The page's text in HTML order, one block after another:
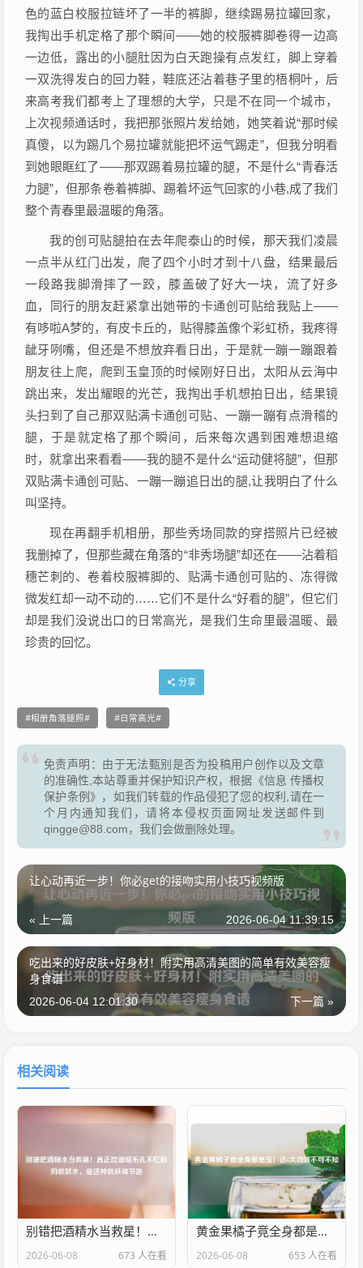
色的蓝白校服拉链坏了一半的裤脚，继续踢易拉罐回家，
我掏出手机定格了那个瞬间——她的校服裤脚卷得一边高
一边低，露出的小腿肚因为白天跑操有点发红，脚上穿着
一双洗得发白的回力鞋，鞋底还沾着巷子里的梧桐叶，后
来高考我们都考上了理想的大学，只是不在同一个城市，
上次视频通话时，我把那张照片发给她，她笑着说“那时候
真傻，以为踢几个易拉罐就能把坏运气踢走”，但我分明看
到她眼眶红了——那双踢着易拉罐的腿，不是什么“青春活
力腿”，但那条卷着裤脚、踢着坏运气回家的小巷,成了我们
整个青春里最温暖的角落。
我的创可贴腿拍在去年爬泰山的时候，那天我们凌晨
一点半从红门出发，爬了四个小时才到十八盘，结果最后
一段路我脚滑摔了一跤，膝盖破了好大一块，流了好多
血，同行的朋友赶紧拿出她带的卡通创可贴给我贴上——
有哆啦A梦的，有皮卡丘的，贴得膝盖像个彩虹桥，我疼得
龇牙咧嘴，但还是不想放弃看日出，于是就一蹦一蹦跟着
朋友往上爬，爬到玉皇顶的时候刚好日出，太阳从云海中
跳出来，发出耀眼的光芒，我掏出手机想拍日出，结果镜
头扫到了自己那双贴满卡通创可贴、一蹦一蹦有点滑稽的
腿，于是就定格了那个瞬间，后来每次遇到困难想退缩
时，就拿出来看看——我的腿不是什么“运动健将腿”，但那
双贴满卡通创可贴、一蹦一蹦追日出的腿,让我明白了什么
叫坚持。
现在再翻手机相册，那些秀场同款的穿搭照片已经被
我删掉了，但那些藏在角落的“非秀场腿”却还在——沾着稻
穗芒刺的、卷着校服裤脚的、贴满卡通创可贴的、冻得微
微发红却一动不动的……它们不是什么“好看的腿”，但它们
却是我们没说出口的日常高光，是我们生命里最温暖、最
珍贵的回忆。
分享
相册角落腿照 日常高光
免责声明：由于无法甄别是否为投稿用户创作以及文章
的准确性,本站尊重并保护知识产权，根据《信息 传播权
保护条例》，如我们转载的作品侵犯了您的权利,请在一
个月内通知我们，请将本侵权页面网址发送邮件到
qingge@88.com，我们会做删除处理。
让心动再近一步！你必get的接吻实用小技巧视频版
« 上一篇 2026-06-04 11:39:15
吃出来的好皮肤+好身材！附实用高清美图的简单有效美容瘦
身食谱
下一篇 »
2026-06-04 12:01:30
相关阅读
别错把酒精水当救星！真正控油缩毛孔不烂脸的收敛水，是这种肌肤调节器
2026-06-08 673 人在看
黄金果橘子竟全身都是宝！这6大功效不可不知
2026-06-08 653 人在看